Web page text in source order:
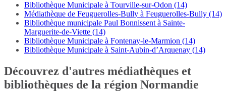
Bibliothèque Municipale à Tourville-sur-Odon (14)
Médiathèque de Feuguerolles-Bully à Feuguerolles-Bully (14)
Bibliothèque municipale Paul Bonnissent à Sainte-
Marguerite-de-Viette (14)
Bibliothèque Municipale à Fontenay-le-Marmion (14)
Bibliothèque Municipale à Saint-Aubin-d’Arquenay (14)
Découvrez d'autres médiathèques et
bibliothèques de la région Normandie